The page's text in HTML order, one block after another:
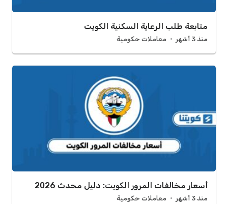
متابعة طلب الرعاية السكنية الكويت
منذ 3 أشهر معاملات حكومية
أسعار مخالفات المرور الكويت: دليل محدث 2026
منذ 3 أشهر معاملات حكومية